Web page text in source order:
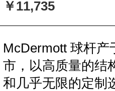
￥11,735
McDermott 球杆
市，以高质量的结
和几乎无限的定制